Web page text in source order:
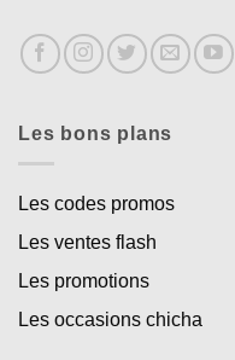
Les bons plans
Les codes promos
Les ventes flash
Les promotions
Les occasions chicha